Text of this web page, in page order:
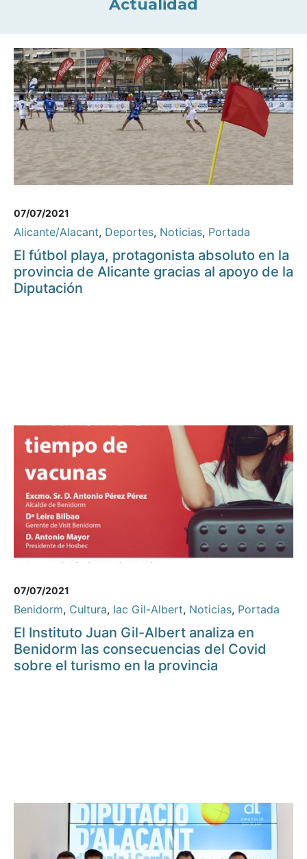
Actualidad
07/07/2021
Alicante/Alacant, Deportes, Noticias, Portada
El fútbol playa, protagonista absoluto en la
provincia de Alicante gracias al apoyo de la
Diputación
07/07/2021
Benidorm, Cultura, Iac Gil-Albert, Noticias, Portada
El Instituto Juan Gil-Albert analiza en
Benidorm las consecuencias del Covid
sobre el turismo en la provincia